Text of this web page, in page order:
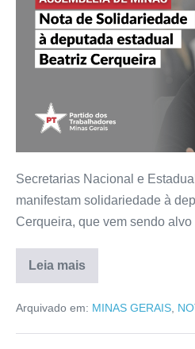
Secretarias Nacional e
manifestam solidariedade à
Cerqueira, que vem sendo
Leia mais
Arquivado em: MINAS GERAIS,